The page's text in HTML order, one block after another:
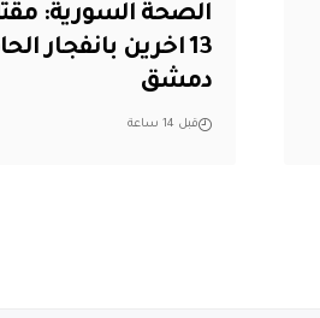
الصحة السورية:
13 اخرين بانفجار
دمشق
قبل 14 ساعة